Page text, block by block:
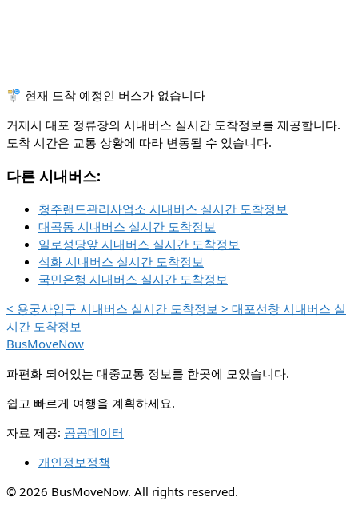
🚏 현재 도착 예정인 버스가 없습니다
거제시 대포 정류장의 시내버스 실시간 도착정보를 제공합니다.
도착 시간은 교통 상황에 따라 변동될 수 있습니다.
다른 시내버스:
청주랜드관리사업소 시내버스 실시간 도착정보
대곡동 시내버스 실시간 도착정보
일로성당앞 시내버스 실시간 도착정보
석화 시내버스 실시간 도착정보
국민은행 시내버스 실시간 도착정보
< 용궁사입구 시내버스 실시간 도착정보 > 대포선창 시내버스 실
시간 도착정보
BusMoveNow
파편화 되어있는 대중교통 정보를 한곳에 모았습니다.
쉽고 빠르게 여행을 계획하세요.
자료 제공: 공공데이터
개인정보정책
© 2026 BusMoveNow. All rights reserved.